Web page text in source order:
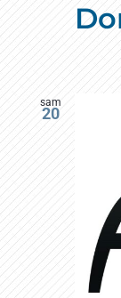
sam
20